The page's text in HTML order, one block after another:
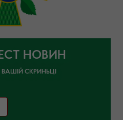
НОВИН
ВАШІЙ СКРИНЬЦІ